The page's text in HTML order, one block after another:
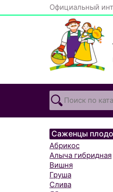
Официальный
Саженцы
Абрикос
Алыча гибридная
Вишня
Груша
Слива